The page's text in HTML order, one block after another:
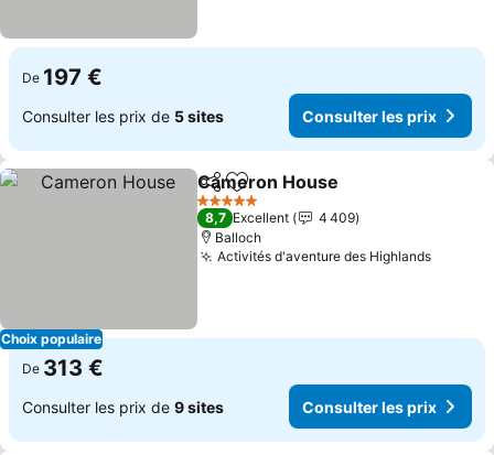
De 197 €
Consulter les prix de 5 sites Consulter les prix
Choix populaire
PartagerAjouter à mes favoris
Cameron House
5 Étoiles
8,7 Excellent
4 409
Balloch
Activités d'aventure des Highlands
De 313 €
Consulter les prix de 9 sites Consulter les prix